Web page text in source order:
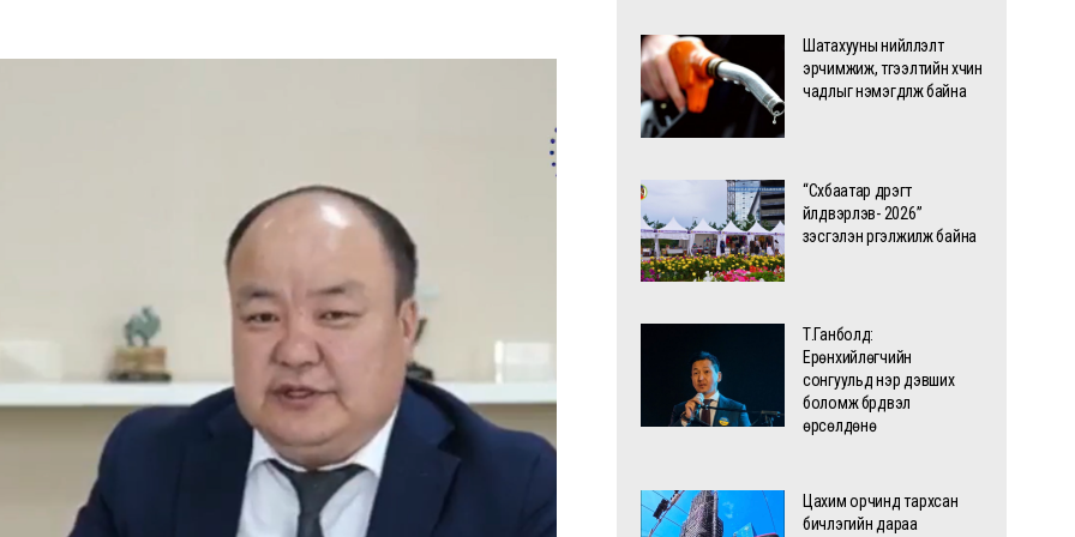
Шатахууны нийлүүлэлт
эрчимжиж, түгээлтийн хүчин
чадлыг нэмэгдүүлж байна
“Сүхбаатар дүүрэгт
үйлдвэрлэв- 2026”
үзэсгэлэн үргэлжилж байна
Т.Ганболд:
Ерөнхийлөгчийн
сонгуульд нэр дэвших
боломж бүрдвэл
өрсөлдөнө
Цахим орчинд тархсан
бичлэгийн дараа